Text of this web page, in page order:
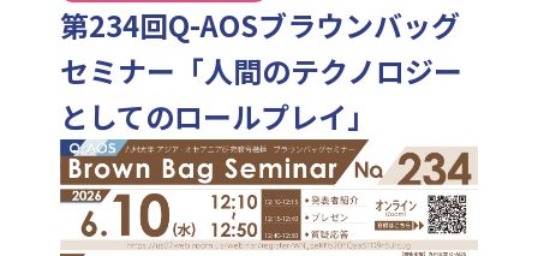
第234回Q-AOSブラウンバッグ
セミナー「人間のテクノロジー
としてのロールプレイ」